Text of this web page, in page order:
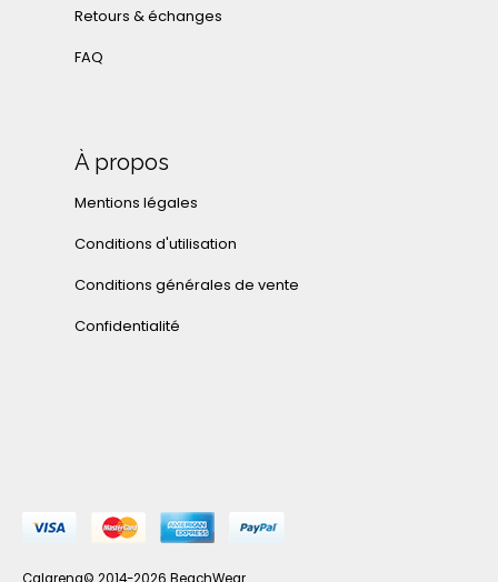
Retours & échanges
FAQ
À propos
Mentions légales
Conditions d'utilisation
Conditions générales de vente
Confidentialité